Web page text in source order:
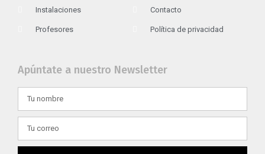
Instalaciones
Profesores
Contacto
Política de privacidad
Apúntate a nuestro Newsletter